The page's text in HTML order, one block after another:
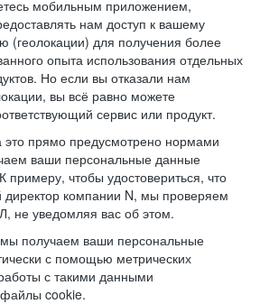
мобильным приложением,
нам доступ к вашему
(геолокации) для получения более
опыта использования отдельных
Но если вы отказали нам
вы всё равно можете
сервис или продукт.
это прямо предусмотрено нормами
ваши персональные данные
примеру, чтобы удостовериться, что
директор компании N, мы проверяем
не уведомляя вас об этом.
получаем ваши персональные
с помощью метрических
с такими данными
cookie.